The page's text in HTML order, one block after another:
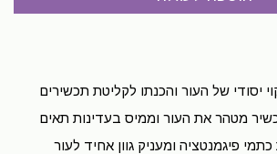
יסודי של העור והכנתו לקליטת תכשירים
מטהר את העור וממיס בעדינות תאים
פיגמנטציה ומעניק גוון אחיד לעור